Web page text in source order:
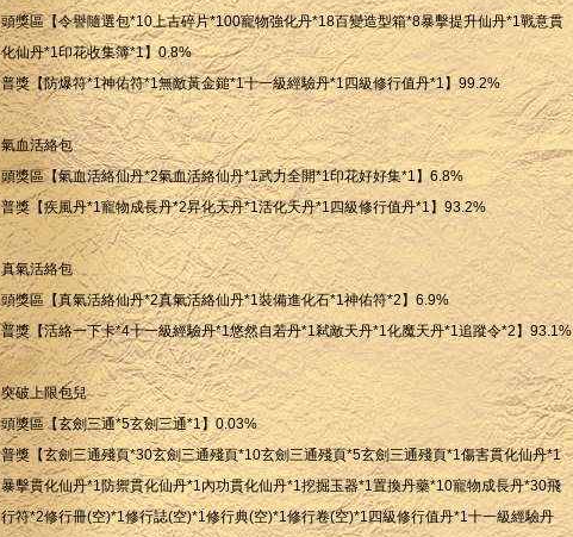
頭獎區【令譽隨選包*10上古碎片*100寵物強化丹*18百變造型箱*8暴擊提升仙丹*1戰意貫
化仙丹*1印花收集簿*1】0.8%
普獎【防爆符*1神佑符*1無敵黃金鎚*1十一級經驗丹*1四級修行值丹*1】99.2%
氣血活絡包
頭獎區【氣血活絡仙丹*2氣血活絡仙丹*1武力全開*1印花好好集*1】6.8%
普獎【疾風丹*1寵物成長丹*2昇化天丹*1活化天丹*1四級修行值丹*1】93.2%
真氣活絡包
頭獎區【真氣活絡仙丹*2真氣活絡仙丹*1裝備進化石*1神佑符*2】6.9%
普獎【活絡一下卡*4十一級經驗丹*1悠然自若丹*1弒敵天丹*1化魔天丹*1追蹤令*2】93.1%
突破上限包兒
頭獎區【玄劍三通*5玄劍三通*1】0.03%
普獎【玄劍三通殘頁*30玄劍三通殘頁*10玄劍三通殘頁*5玄劍三通殘頁*1傷害貫化仙丹*1
暴擊貫化仙丹*1防禦貫化仙丹*1內功貫化仙丹*1挖掘玉器*1置換丹藥*10寵物成長丹*30飛
行符*2修行冊(空)*1修行誌(空)*1修行典(空)*1修行卷(空)*1四級修行值丹*1十一級經驗丹